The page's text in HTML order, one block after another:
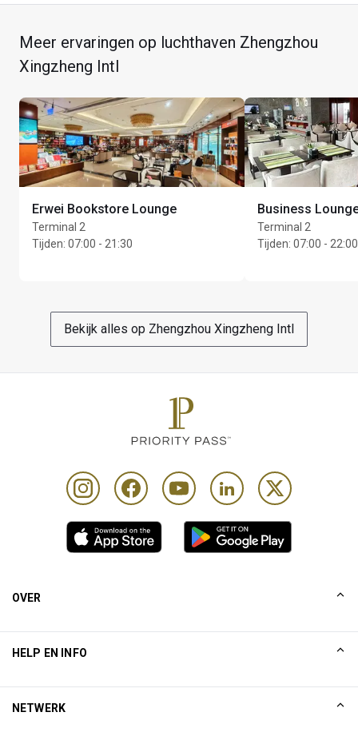
Max. Unlimited gasten per kaarthouder
Meer ervaringen op luchthaven Zhengzhou
Xingzheng Intl
Erwei Bookstore Lounge
Terminal 2
Tijden: 07:00 - 21:30
Business
Terminal 2
Tijden: 07:00 - 22:00
Bekijk alles op Zhengzhou Xingzheng Intl
OVER
HELP EN INFO
NETWERK